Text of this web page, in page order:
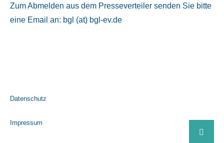
Zum Abmelden aus dem Presseverteiler senden Sie bitte
eine Email an: bgl (at) bgl-ev.de
Datenschutz
Impressum